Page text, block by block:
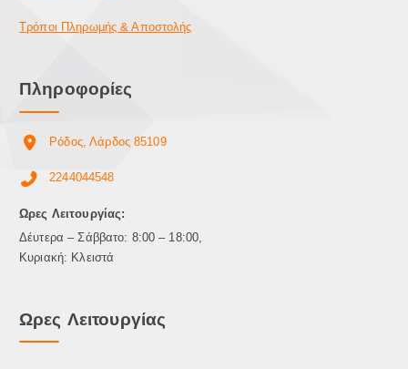
Τρόποι Πληρωμής & Αποστολής
Πληροφορίες
Ρόδος, Λάρδος 85109
2244044548
Ωρες Λειτουργίας:
Δέυτερα – Σάββατο: 8:00 – 18:00,
Κυριακή: Κλειστά
Ωρες Λειτουργίας